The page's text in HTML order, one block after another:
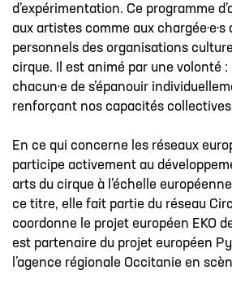
d’expérimentation. Ce programme
aux artistes comme aux
personnels des organisations
cirque. Il est animé par une volonté
chacun·e de s’épanouir
renforçant nos capacités
En ce qui concerne les réseaux
participe activement au
arts du cirque à l’échelle
ce titre, elle fait partie du réseau
coordonne le projet européen EKO
est partenaire du projet européen
l’agence régionale Occitanie en